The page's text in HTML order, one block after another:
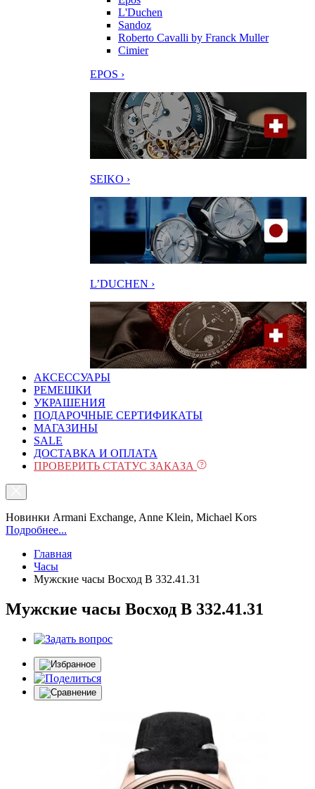
L'Duchen
Sandoz
Roberto Cavalli by Franck Muller
Cimier
EPOS ›
SEIKO ›
L’DUCHEN ›
АКСЕССУАРЫ
РЕМЕШКИ
УКРАШЕНИЯ
ПОДАРОЧНЫЕ СЕРТИФИКАТЫ
МАГАЗИНЫ
SALE
ДОСТАВКА И ОПЛАТА
ПРОВЕРИТЬ СТАТУС ЗАКАЗА
Новинки Armani Exchange, Anne Klein, Michael Kors
Подробнее...
Главная
Часы
Мужские часы Восход B 332.41.31
Мужские часы Восход B 332.41.31